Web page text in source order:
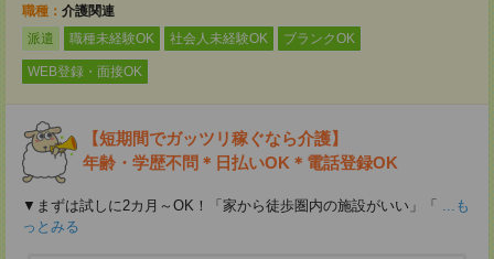
職種： 介護関連
派遣
職種未経験OK 社会人未経験OK ブランクOK
WEB登録・面接OK
【短期間でガッツリ稼ぐなら介護】
年齢・学歴不問＊日払いOK＊電話登録OK
▼まずは試しに2カ月～OK！「家から徒歩圏内の施設がいい」「 ...も
っとみる